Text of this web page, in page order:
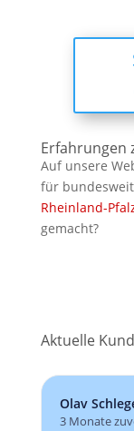
Erfahrungen
Auf unsere
für
Rheinland-
gemacht?
Aktuelle
Olav
3 Monate